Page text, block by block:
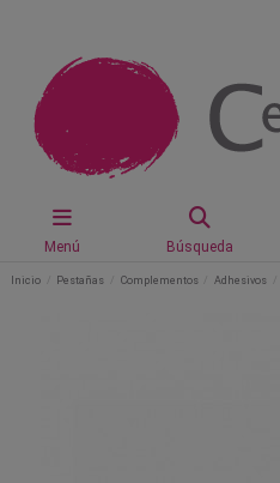
Menú Búsqueda
Inicio Pestañas Complementos Adhesivos